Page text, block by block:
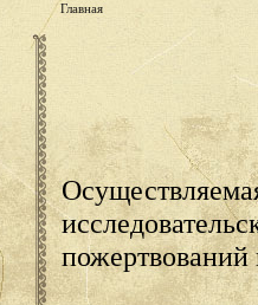
Главная
пожертвований